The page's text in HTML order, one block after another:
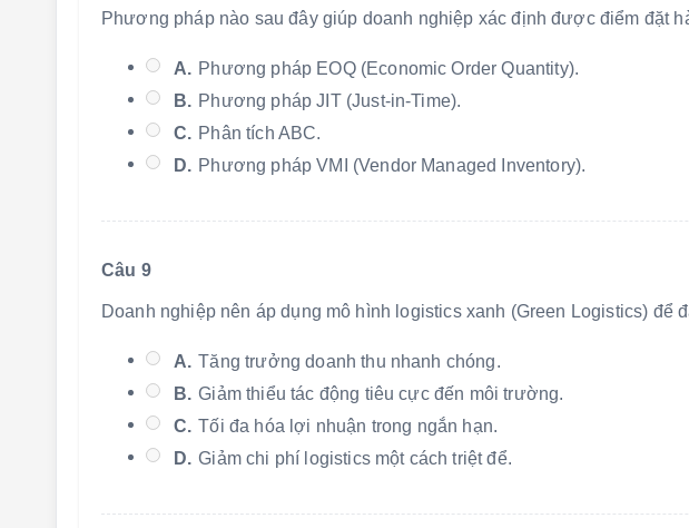
Phương pháp nào sau đây giúp doanh nghiệp xác định được điểm đặt
A. Phương pháp EOQ (Economic Order Quantity).
B. Phương pháp JIT (Just-in-Time).
C. Phân tích ABC.
D. Phương pháp VMI (Vendor Managed Inventory).
Câu 9
Doanh nghiệp nên áp dụng mô hình logistics xanh (Green Logistics) để
A. Tăng trưởng doanh thu nhanh chóng.
B. Giảm thiểu tác động tiêu cực đến môi trường.
C. Tối đa hóa lợi nhuận trong ngắn hạn.
D. Giảm chi phí logistics một cách triệt để.